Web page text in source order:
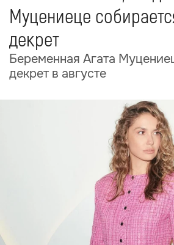
Муцениеце
декрет
Беременная Агата
декрет в августе